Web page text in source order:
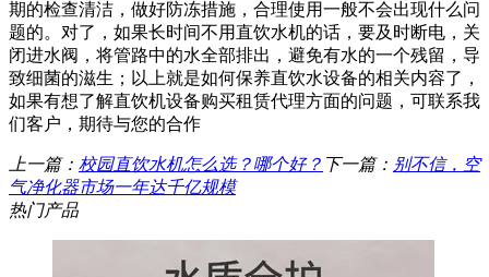
期的检查清洁，做好防冻措施，合理使用一般不会出现什么问
题的。对了，如果长时间不用直饮水机的话，要及时断电，关
闭进水阀，将管路中的水全部排出，避免有水的一个残留，导
致细菌的滋生；以上就是如何保养直饮水设备的相关内容了，
如果有想了解直饮机设备购买租赁代理方面的问题，可联系我
们客户，期待与您的合作
上一篇： 校园直饮水机怎么选？哪个好？ 下一篇： 别不信，空
气净化器市场一年达千亿规模
热门产品